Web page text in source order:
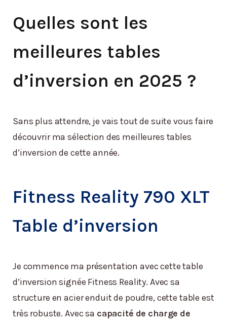
Quelles sont les
meilleures tables
d’inversion en 2025 ?
Sans plus attendre, je vais tout de suite vous faire
découvrir ma sélection des meilleures tables
d’inversion de cette année.
Fitness Reality 790 XLT
Table d’inversion
Je commence ma présentation avec cette table
d’inversion signée Fitness Reality. Avec sa
structure en acier enduit de poudre, cette table est
très robuste. Avec sa capacité de charge de